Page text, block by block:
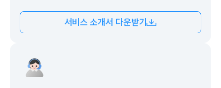
서비스 소개서 다운받기